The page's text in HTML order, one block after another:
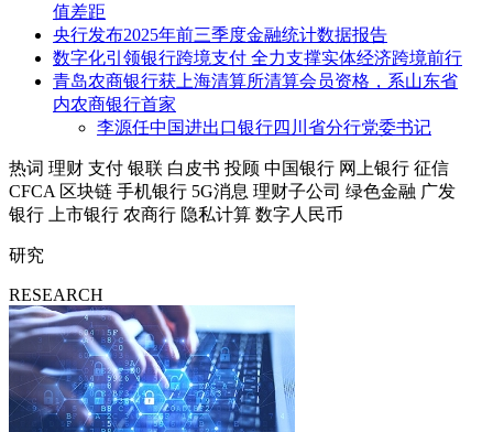
值差距
央行发布2025年前三季度金融统计数据报告
数字化引领银行跨境支付 全力支撑实体经济跨境前行
青岛农商银行获上海清算所清算会员资格，系山东省
内农商银行首家
李源任中国进出口银行四川省分行党委书记
热词 理财 支付 银联 白皮书 投顾 中国银行 网上银行 征信
CFCA 区块链 手机银行 5G消息 理财子公司 绿色金融 广发
银行
上市银行 农商行 隐私计算 数字人民币
研究
RESEARCH